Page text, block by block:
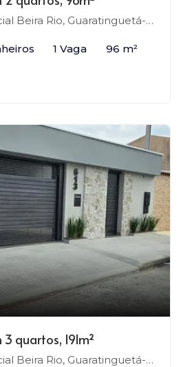
Beira Rio, Guaratinguetá-SP
1 Vaga 96 m²
quartos, 191m²
Beira Rio, Guaratinguetá-SP